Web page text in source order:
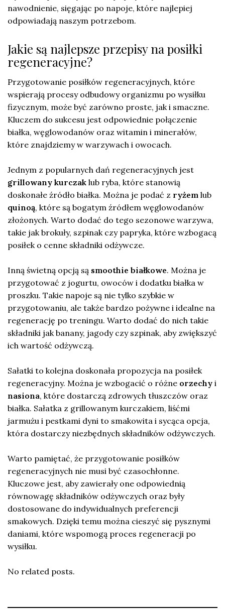
nawodnienie, sięgając po napoje, które najlepiej
odpowiadają naszym potrzebom.
Jakie są najlepsze przepisy na posiłki
regeneracyjne?
Przygotowanie posiłków regeneracyjnych, które
wspierają procesy odbudowy organizmu po wysiłku
fizycznym, może być zarówno proste, jak i smaczne.
Kluczem do sukcesu jest odpowiednie połączenie
białka, węglowodanów oraz witamin i minerałów,
które znajdziemy w warzywach i owocach.
Jednym z popularnych dań regeneracyjnych jest
grillowany kurczak lub ryba, które stanowią
doskonałe źródło białka. Można je podać z ryżem lub
quinoą, które są bogatym źródłem węglowodanów
złożonych. Warto dodać do tego sezonowe warzywa,
takie jak brokuły, szpinak czy papryka, które wzbogacą
posiłek o cenne składniki odżywcze.
Inną świetną opcją są smoothie białkowe. Można je
przygotować z jogurtu, owoców i dodatku białka w
proszku. Takie napoje są nie tylko szybkie w
przygotowaniu, ale także bardzo pożywne i idealne na
regenerację po treningu. Warto dodać do nich takie
składniki jak banany, jagody czy szpinak, aby zwiększyć
ich wartość odżywczą.
Sałatki to kolejna doskonała propozycja na posiłek
regeneracyjny. Można je wzbogacić o różne orzechy i
nasiona, które dostarczą zdrowych tłuszczów oraz
białka. Sałatka z grillowanym kurczakiem, liśćmi
jarmużu i pestkami dyni to smakowita i sycąca opcja,
która dostarczy niezbędnych składników odżywczych.
Warto pamiętać, że przygotowanie posiłków
regeneracyjnych nie musi być czasochłonne.
Kluczowe jest, aby zawierały one odpowiednią
równowagę składników odżywczych oraz były
dostosowane do indywidualnych preferencji
smakowych. Dzięki temu można cieszyć się pysznymi
daniami, które wspomogą proces regeneracji po
wysiłku.
No related posts.